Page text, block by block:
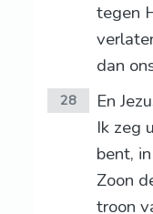
tegen
dan
28
En
Ik zeg
bent,
Zoon
troon